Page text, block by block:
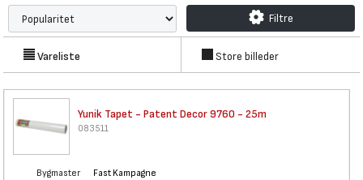
Filtre
Vareliste Store billeder
Yunik Tapet - Patent Decor9760 - 25m
083511
Bygmaster Fast Kampagne